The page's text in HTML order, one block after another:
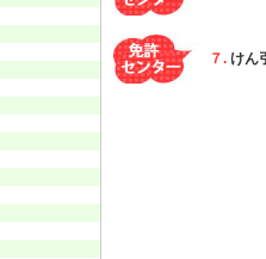
７. けん